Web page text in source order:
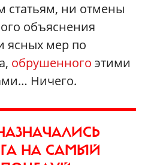
статьям, ни отмены
объяснения
ясных мер по
обрушенного этими
Ничего.
НА САМЫЙ